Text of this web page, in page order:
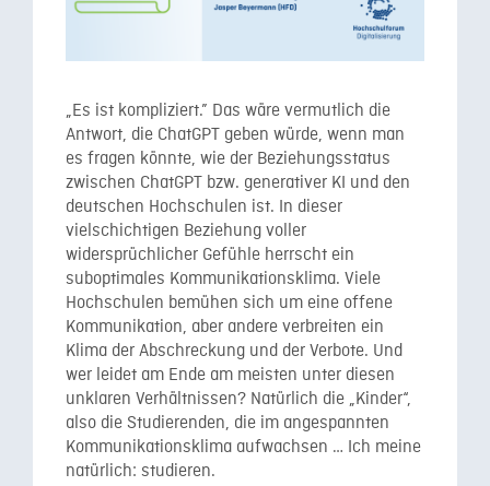
„Es ist kompliziert.” Das wäre vermutlich die
Antwort, die ChatGPT geben würde, wenn man
es fragen könnte, wie der Beziehungsstatus
zwischen ChatGPT bzw. generativer KI und den
deutschen Hochschulen ist. In dieser
vielschichtigen Beziehung voller
widersprüchlicher Gefühle herrscht ein
suboptimales Kommunikationsklima. Viele
Hochschulen bemühen sich um eine offene
Kommunikation, aber andere verbreiten ein
Klima der Abschreckung und der Verbote. Und
wer leidet am Ende am meisten unter diesen
unklaren Verhältnissen? Natürlich die „Kinder“,
also die Studierenden, die im angespannten
Kommunikationsklima aufwachsen … Ich meine
natürlich: studieren.